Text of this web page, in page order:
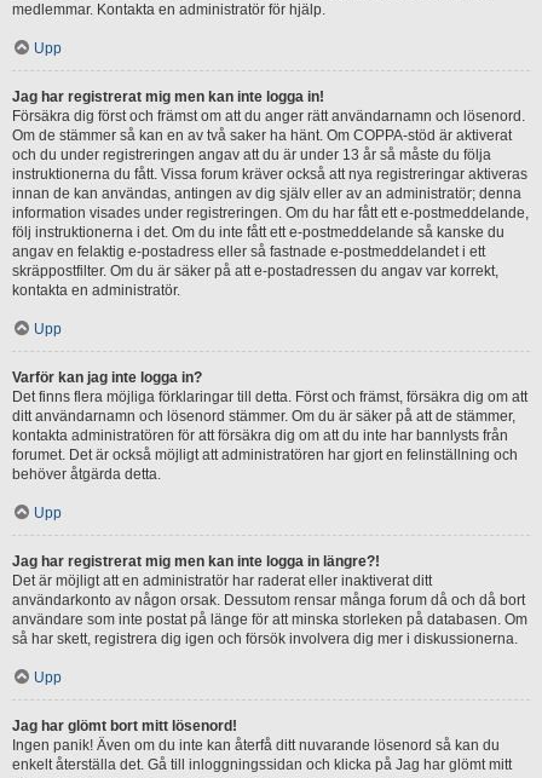
medlemmar. Kontakta en administratör för hjälp.
Upp
Jag har registrerat mig men kan inte logga in!
Försäkra dig först och främst om att du anger rätt användarnamn och lösenord.
Om de stämmer så kan en av två saker ha hänt. Om COPPA-stöd är aktiverat
och du under registreringen angav att du är under 13 år så måste du följa
instruktionerna du fått. Vissa forum kräver också att nya registreringar aktiveras
innan de kan användas, antingen av dig själv eller av an administratör; denna
information visades under registreringen. Om du har fått ett e-postmeddelande,
följ instruktionerna i det. Om du inte fått ett e-postmeddelande så kanske du
angav en felaktig e-postadress eller så fastnade e-postmeddelandet i ett
skräppostfilter. Om du är säker på att e-postadressen du angav var korrekt,
kontakta en administratör.
Upp
Varför kan jag inte logga in?
Det finns flera möjliga förklaringar till detta. Först och främst, försäkra dig om att
ditt användarnamn och lösenord stämmer. Om du är säker på att de stämmer,
kontakta administratören för att försäkra dig om att du inte har bannlysts från
forumet. Det är också möjligt att administratören har gjort en felinställning och
behöver åtgärda detta.
Upp
Jag har registrerat mig men kan inte logga in längre?!
Det är möjligt att en administratör har raderat eller inaktiverat ditt
användarkonto av någon orsak. Dessutom rensar många forum då och då bort
användare som inte postat på länge för att minska storleken på databasen. Om
så har skett, registrera dig igen och försök involvera dig mer i diskussionerna.
Upp
Jag har glömt bort mitt lösenord!
Ingen panik! Även om du inte kan återfå ditt nuvarande lösenord så kan du
enkelt återställa det. Gå till inloggningssidan och klicka på Jag har glömt mitt